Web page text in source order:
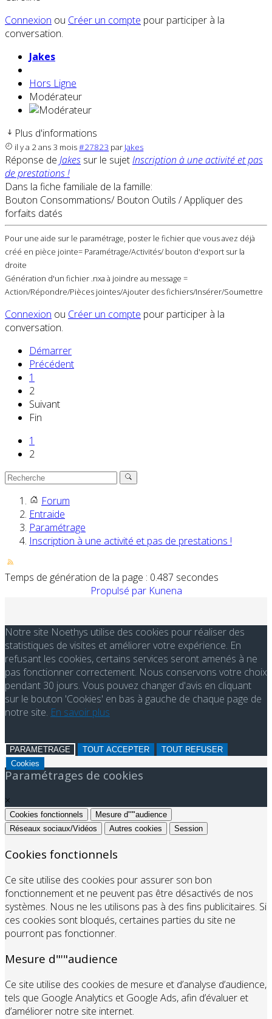
Connexion ou Créer un compte pour participer à la
conversation.
Jakes
Hors Ligne
Modérateur
Plus d'informations
il y a 2 ans 3 mois#27823 par Jakes
Réponse de Jakes sur le sujetInscription à une activité et pas
de prestations !
Dans la fiche familiale de la famille:
Bouton Consommations/ Bouton Outils / Appliquer des
forfaits datés
Pour une aide sur le paramétrage, poster le fichier que vous avez déjà
créé en pièce jointe= Paramétrage/Activités/ bouton d'export sur la
droite
Génération d'un fichier .nxa à joindre au message =
Action/Répondre/Pièces jointes/Ajouter des fichiers/Insérer/Soumettre
Connexion ou Créer un compte pour participer à la
conversation.
Démarrer
Précédent
1
2
Suivant
Fin
1
2
Forum
Entraide
Paramétrage
Inscription à une activité et pas de prestations !
Temps de génération de la page : 0.487 secondes
Propulsé par Kunena
Notre site Noethys utilise des cookies pour réaliser des
statistiques de visites et améliorer votre expérience. En
refusant les cookies, certains services seront amenés à ne
pas fonctionner correctement. Nous conservons votre choix
pendant 30 jours. Vous pouvez changer d'avis en cliquant
sur le bouton 'Cookies' en bas à gauche de chaque page de
notre site. En savoir plus
PARAMETRAGE TOUT ACCEPTER
TOUT REFUSER
Cookies
Paramétrages de cookies
×
Cookies fonctionnels
Mesure d"'"audience
Réseaux sociaux/Vidéos
Autres cookies Session
Cookies fonctionnels
Ce site utilise des cookies pour assurer son bon
fonctionnement et ne peuvent pas être désactivés de nos
systèmes. Nous ne les utilisons pas à des fins publicitaires. Si
ces cookies sont bloqués, certaines parties du site ne
pourront pas fonctionner.
Mesure d"'"audience
Ce site utilise des cookies de mesure et d’analyse d’audience,
tels que Google Analytics et Google Ads, afin d’évaluer et
d’améliorer notre site internet.